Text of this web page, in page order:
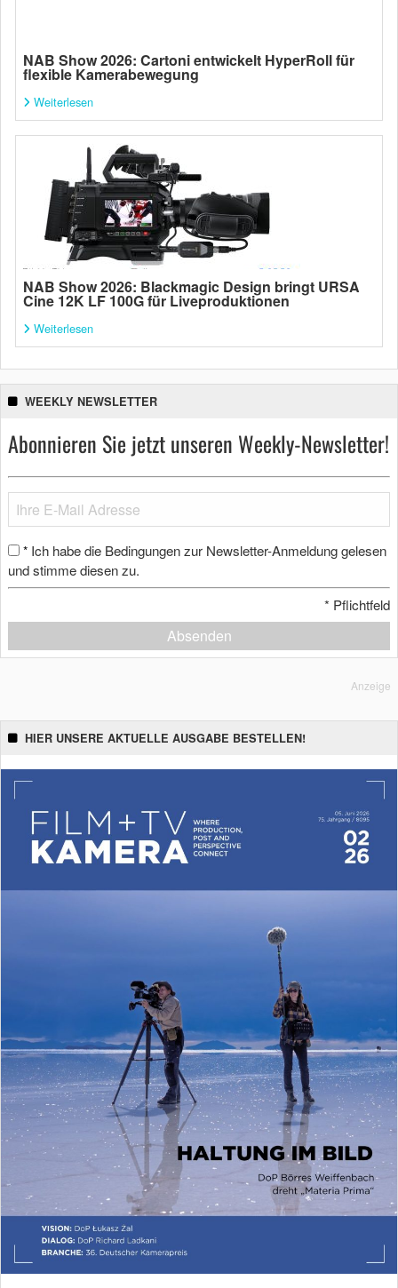
NAB Show 2026: Cartoni entwickelt HyperRoll für
flexible Kamerabewegung
Weiterlesen
NAB Show 2026: Blackmagic Design bringt URSA
Cine 12K LF 100G für Liveproduktionen
Weiterlesen
WEEKLY NEWSLETTER
Abonnieren Sie jetzt unseren Weekly-Newsletter!
* Ich habe die Bedingungen zur Newsletter-Anmeldung gelesen
und stimme diesen zu.
* Pflichtfeld
Absenden
Anzeige
HIER UNSERE AKTUELLE AUSGABE BESTELLEN!